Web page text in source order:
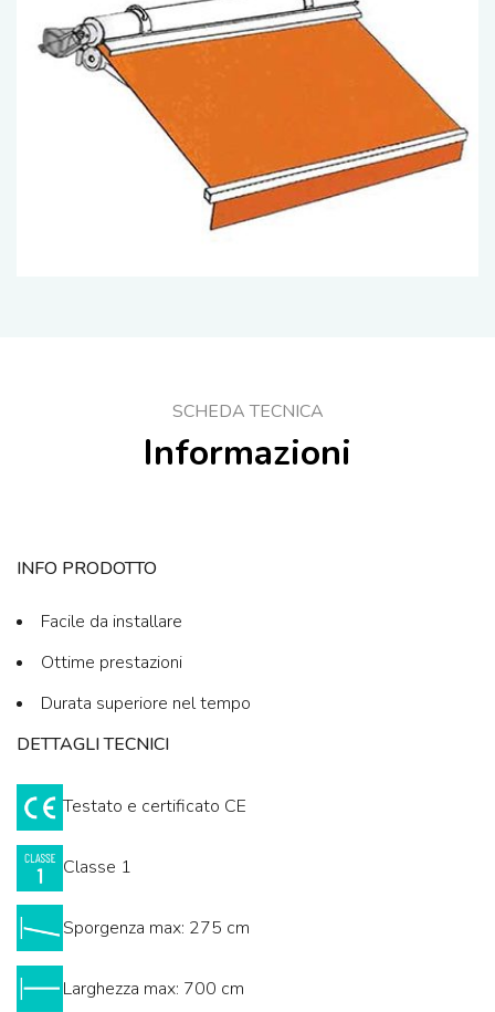
SCHEDA TECNICA
Informazioni
INFO PRODOTTO
Facile da installare
Ottime prestazioni
Durata superiore nel tempo
DETTAGLI TECNICI
Testato e certificato CE
Classe 1
Sporgenza max: 275 cm
Larghezza max: 700 cm